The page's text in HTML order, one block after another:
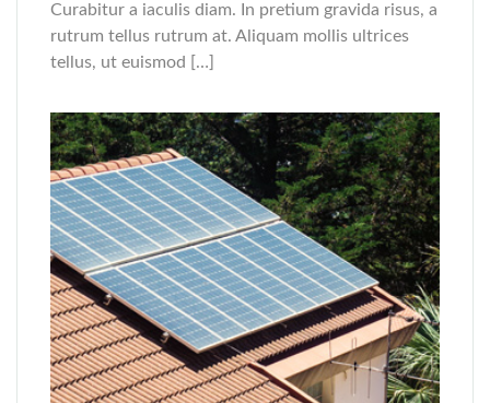
Curabitur a iaculis diam. In pretium gravida risus, a
rutrum tellus rutrum at. Aliquam mollis ultrices
tellus, ut euismod […]